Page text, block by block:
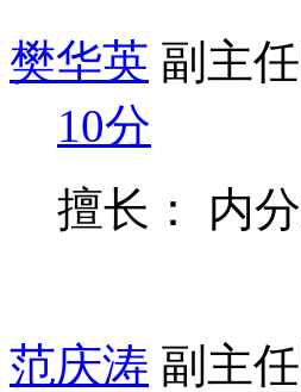
樊华英 副主
10分
擅长： 内
范庆涛 副主